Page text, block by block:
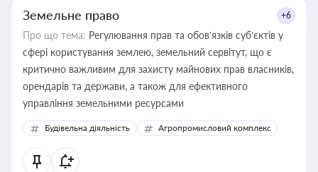
Земельне право +6
Про що тема: Регулювання прав та обов’язків суб’єктів у
сфері користування землею, земельний сервітут, що є
критично важливим для захисту майнових прав власників,
орендарів та держави, а також для ефективного
управління земельними ресурсами
Будівельна діяльність Агропромисловий комплекс